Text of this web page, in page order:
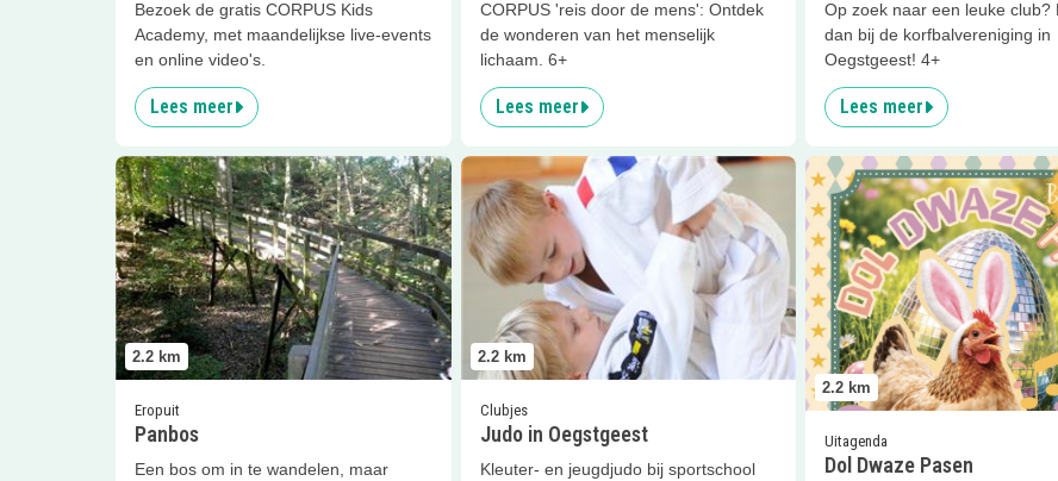
Bezoek de gratis CORPUS Kids
Academy, met maandelijkse live-events
en online video's.
Lees meer
CORPUS 'reis door de mens': Ontdek
de wonderen van het menselijk
lichaam. 6+
Lees meer
Op zoek naar een leuke club?
dan bij de korfbalvereniging in
Oegstgeest! 4+
Lees meer
2.2 km
Eropuit
Panbos
Een bos om in te wandelen, maar
Lees meer Panbos
2.2 km
Clubjes
Judo in Oegstgeest
Kleuter- en jeugdjudo bij sportschool
Lees meer Judo in Oegstgeest
2.2 km
Uitagenda
Dol Dwaze Pasen
Lees meer Dol Dwaze Pasen